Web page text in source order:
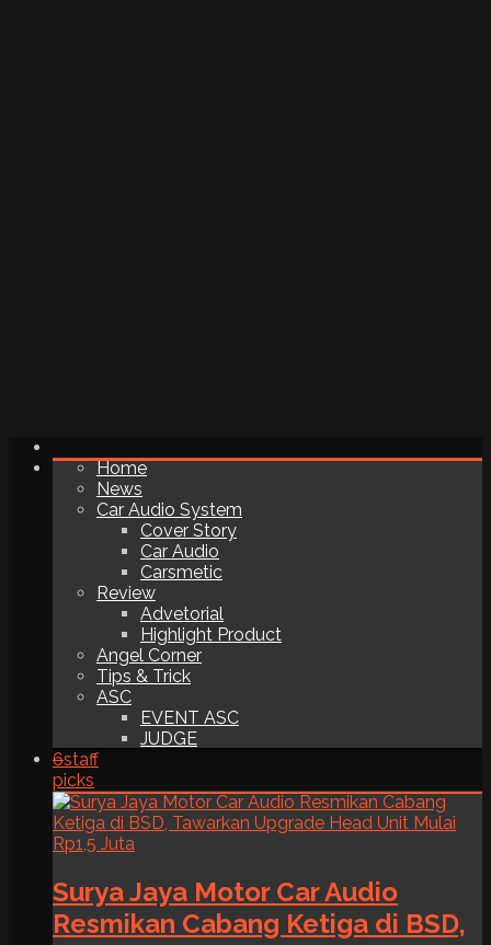
Home
News
Car Audio System
Cover Story
Car Audio
Carsmetic
Review
Advetorial
Highlight Product
Angel Corner
Tips & Trick
ASC
EVENT ASC
JUDGE
6staff
picks
Surya Jaya Motor Car Audio
Resmikan Cabang Ketiga di BSD,